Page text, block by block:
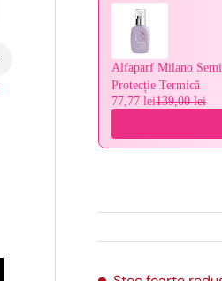
Alfaparf Milano
Protecție Termică
77,77 lei139,00 lei